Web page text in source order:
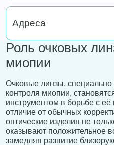
Адреса
Роль очковых
миопии
Очковые линзы,
контроля миопии,
инструментом в борьбе с
отличие от обычных
оптические изделия не
оказывают положительное
замедляя развитие